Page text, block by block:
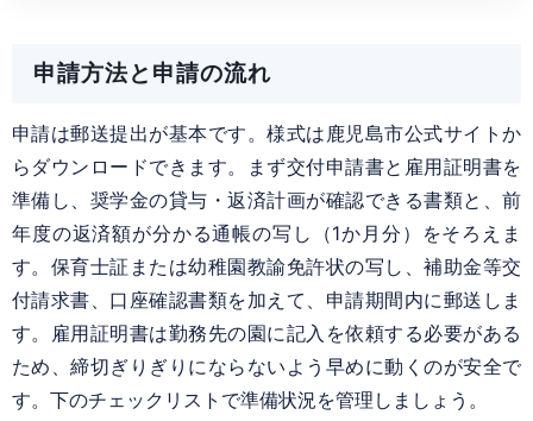
申請方法と申請の流れ
申請は郵送提出が基本です。様式は鹿児島市公式サイトか
らダウンロードできます。まず交付申請書と雇用証明書を
準備し、奨学金の貸与・返済計画が確認できる書類と、前
年度の返済額が分かる通帳の写し（1か月分）をそろえま
す。保育士証または幼稚園教諭免許状の写し、補助金等交
付請求書、口座確認書類を加えて、申請期間内に郵送しま
す。雇用証明書は勤務先の園に記入を依頼する必要がある
ため、締切ぎりぎりにならないよう早めに動くのが安全で
す。下のチェックリストで準備状況を管理しましょう。